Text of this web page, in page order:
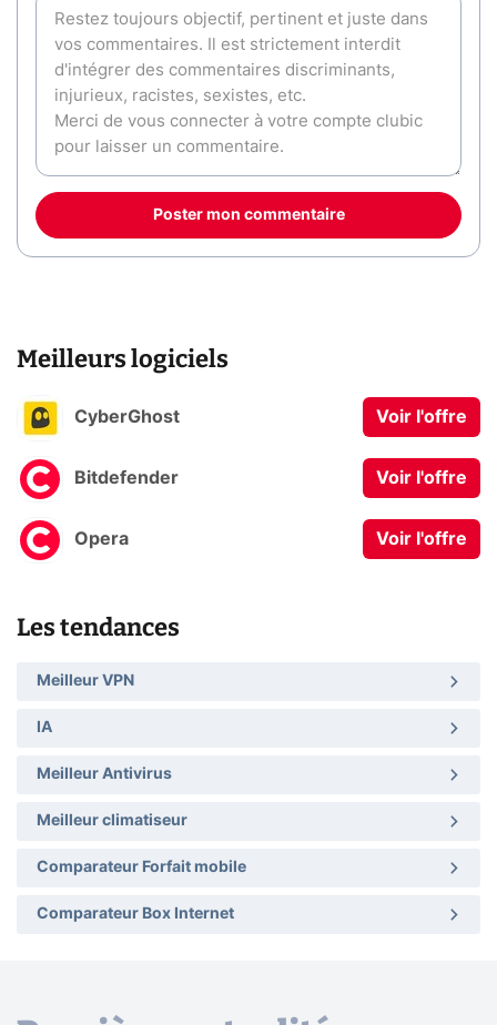
Poster mon commentaire
Meilleurs logiciels
CyberGhost Voir l'offre
Bitdefender Voir l'offre
Opera Voir l'offre
Les tendances
Meilleur VPN
IA
Meilleur Antivirus
Meilleur climatiseur
Comparateur Forfait mobile
Comparateur Box Internet